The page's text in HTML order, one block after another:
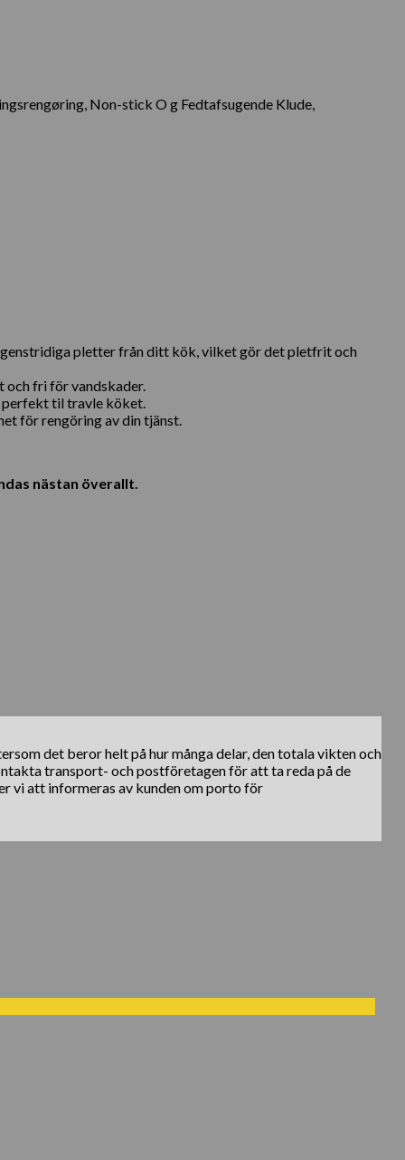
Non-stick O g Fedtafsugende Klude,
pletter från ditt kök, vilket gör det pletfrit och
och fri för vandskader.
perfekt til travle köket.
för rengöring av din tjänst.
nästan överallt.
det beror helt på hur många delar, den totala vikten och
transport- och postföretagen för att ta reda på de
vi att informeras av kunden om porto för